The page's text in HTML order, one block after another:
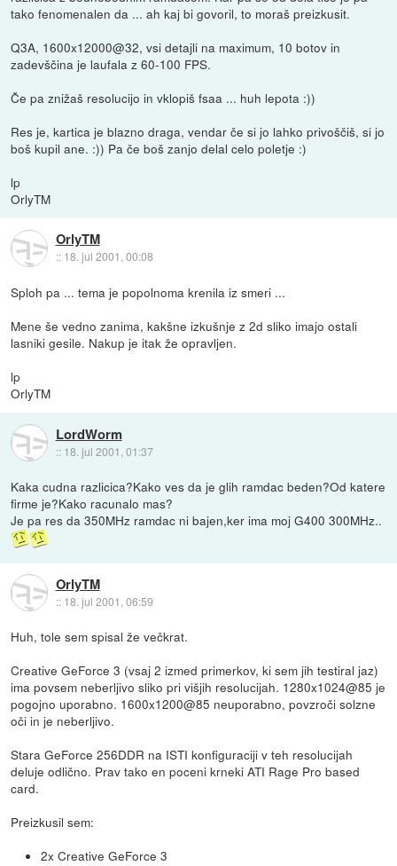
tako fenomenalen da ... ah kaj bi govoril, to moraš preizkusit.
Q3A, 1600x12000@32, vsi detajli na maximum, 10 botov in
zadevščina je laufala z 60-100 FPS.
Če pa znižaš resolucijo in vklopiš fsaa ... huh lepota :))
Res je, kartica je blazno draga, vendar če si jo lahko privoščiš, si jo
boš kupil ane. :)) Pa če boš zanjo delal celo poletje :)
lp
OrlyTM
OrlyTM
:: 18. jul 2001, 00:08
Sploh pa ... tema je popolnoma krenila iz smeri ...
Mene še vedno zanima, kakšne izkušnje z 2d sliko imajo ostali
lasniki gesile. Nakup je itak že opravljen.
lp
OrlyTM
LordWorm
:: 18. jul 2001, 01:37
Kaka cudna razlicica?Kako ves da je glih ramdac beden?Od katere
firme je?Kako racunalo mas?
Je pa res da 350MHz ramdac ni bajen,ker ima moj G400 300MHz..
OrlyTM
:: 18. jul 2001, 06:59
Huh, tole sem spisal že večkrat.
Creative GeForce 3 (vsaj 2 izmed primerkov, ki sem jih testiral jaz)
ima povsem neberljivo sliko pri višjih resolucijah. 1280x1024@85 je
pogojno uporabno. 1600x1200@85 neuporabno, povzroči solzne
oči in je neberljivo.
Stara GeForce 256DDR na ISTI konfiguraciji v teh resolucijah
deluje odlično. Prav tako en poceni krneki ATI Rage Pro based
card.
Preizkusil sem:
2x Creative GeForce 3